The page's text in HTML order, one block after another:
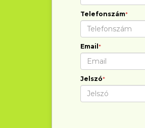
Telefonszám*
Email *
Jelszó*